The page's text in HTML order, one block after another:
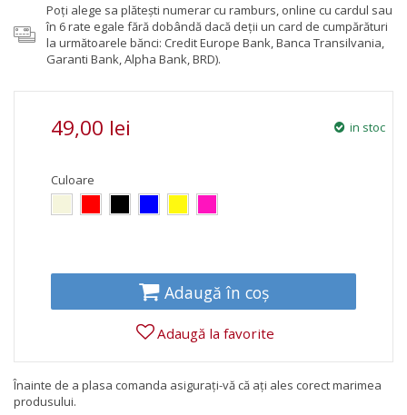
Poţi alege sa plăteşti numerar cu ramburs, online cu cardul sau
în 6 rate egale fără dobândă dacă deții un card de cumpărături
la următoarele bănci: Credit Europe Bank, Banca Transilvania,
Garanti Bank, Alpha Bank, BRD).
49,00 lei in stoc
Culoare
Adaugă în coș
Adaugă la favorite
Înainte de a plasa comanda asigurați-vă că ați ales corect marimea
produsului.